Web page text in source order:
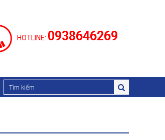
HOTLINE: 0938646269